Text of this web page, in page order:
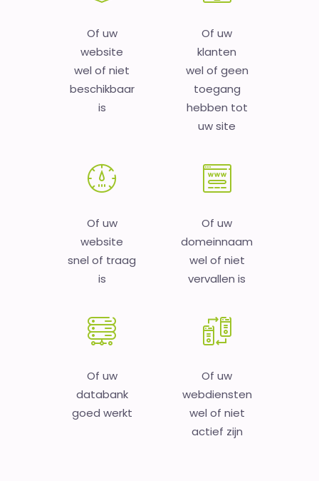
Of uw
website
wel of niet
beschikbaar
is
Of uw
klanten
wel of geen
toegang
hebben tot
uw site
Of uw
website
snel of traag
is
Of uw
domeinnaam
wel of niet
vervallen is
Of uw
databank
goed werkt
Of uw
webdiensten
wel of niet
actief zijn